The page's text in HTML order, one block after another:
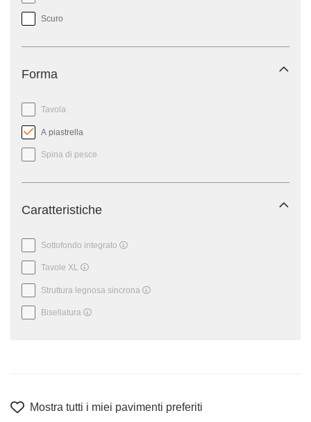
Scuro
Forma
Tavola
A piastrella
Spina di pesce
Caratteristiche
Sottofondo integrato
Tavole XL
Struttura legnosa sincrona
Bisellatura
Mostra tutti i miei pavimenti preferiti